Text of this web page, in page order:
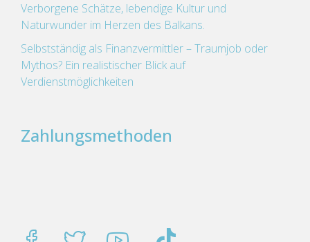
Verborgene Schätze, lebendige Kultur und
Naturwunder im Herzen des Balkans.
Selbstständig als Finanzvermittler – Traumjob oder
Mythos? Ein realistischer Blick auf
Verdienstmöglichkeiten
Zahlungsmethoden